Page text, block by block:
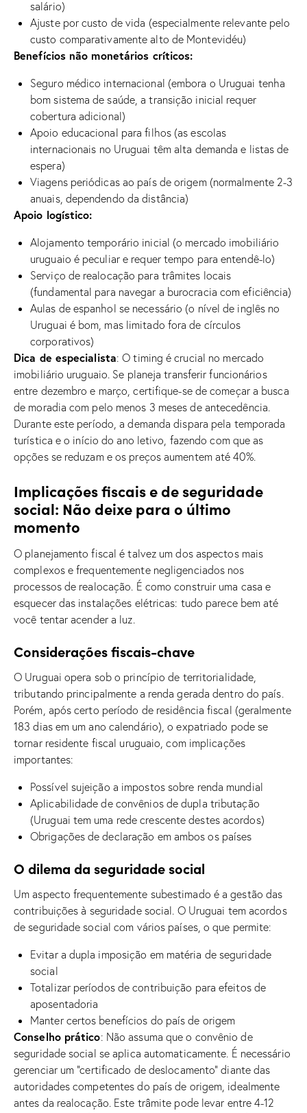
salário)
Ajuste por custo de vida (especialmente relevante pelo
custo comparativamente alto de Montevidéu)
Benefícios não monetários críticos:
Seguro médico internacional (embora o Uruguai tenha
bom sistema de saúde, a transição inicial requer
cobertura adicional)
Apoio educacional para filhos (as escolas
internacionais no Uruguai têm alta demanda e listas de
espera)
Viagens periódicas ao país de origem (normalmente 2-3
anuais, dependendo da distância)
Apoio logístico:
Alojamento temporário inicial (o mercado imobiliário
uruguaio é peculiar e requer tempo para entendê-lo)
Serviço de realocação para trâmites locais
(fundamental para navegar a burocracia com eficiência)
Aulas de espanhol se necessário (o nível de inglês no
Uruguai é bom, mas limitado fora de círculos
corporativos)
Dica de especialista: O timing é crucial no mercado
imobiliário uruguaio. Se planeja transferir funcionários
entre dezembro e março, certifique-se de começar a busca
de moradia com pelo menos 3 meses de antecedência.
Durante este período, a demanda dispara pela temporada
turística e o início do ano letivo, fazendo com que as
opções se reduzam e os preços aumentem até 40%.
Implicações fiscais e de seguridade
social: Não deixe para o último
momento
O planejamento fiscal é talvez um dos aspectos mais
complexos e frequentemente negligenciados nos
processos de realocação. É como construir uma casa e
esquecer das instalações elétricas: tudo parece bem até
você tentar acender a luz.
Considerações fiscais-chave
O Uruguai opera sob o princípio de territorialidade,
tributando principalmente a renda gerada dentro do país.
Porém, após certo período de residência fiscal (geralmente
183 dias em um ano calendário), o expatriado pode se
tornar residente fiscal uruguaio, com implicações
importantes:
Possível sujeição a impostos sobre renda mundial
Aplicabilidade de convênios de dupla tributação
(Uruguai tem uma rede crescente destes acordos)
Obrigações de declaração em ambos os países
O dilema da seguridade social
Um aspecto frequentemente subestimado é a gestão das
contribuições à seguridade social. O Uruguai tem acordos
de seguridade social com vários países, o que permite:
Evitar a dupla imposição em matéria de seguridade
social
Totalizar períodos de contribuição para efeitos de
aposentadoria
Manter certos benefícios do país de origem
Conselho prático: Não assuma que o convênio de
seguridade social se aplica automaticamente. É necessário
gerenciar um “certificado de deslocamento” diante das
autoridades competentes do país de origem, idealmente
antes da realocação. Este trâmite pode levar entre 4-12